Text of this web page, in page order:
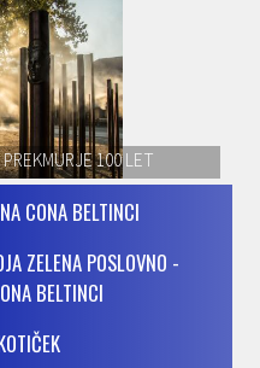
100 LET
CONA BELTINCI
ZELENA POSLOVNO -
BELTINCI